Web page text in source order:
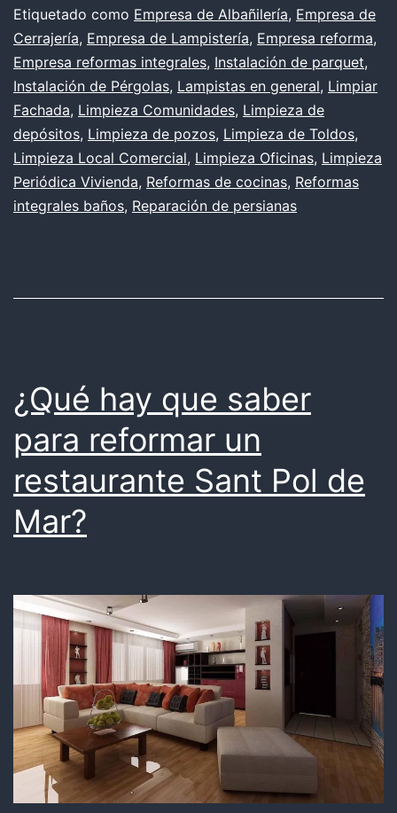
Etiquetado como Empresa de Albañilería, Empresa de
Cerrajería, Empresa de Lampistería, Empresa reforma,
Empresa reformas integrales, Instalación de parquet,
Instalación de Pérgolas, Lampistas en general, Limpiar
Fachada, Limpieza Comunidades, Limpieza de
depósitos, Limpieza de pozos, Limpieza de Toldos,
Limpieza Local Comercial, Limpieza Oficinas, Limpieza
Periódica Vivienda, Reformas de cocinas, Reformas
integrales baños, Reparación de persianas
¿Qué hay que saber
para reformar un
restaurante Sant Pol de
Mar?